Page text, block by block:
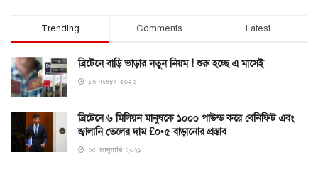
Trending Comments Latest
ব্রিটেনে বাড়ি ভাড়ার নতুন নিয়ম ! শুরু হচ্ছে এ মাসেই
১৬ নভেম্বর ২০২০
ব্রিটেনে ৬ মিলিয়ন মানুষকে ১০০০ পাউন্ড করে বেনিফিট এবং
জ্বালানি তেলের দাম £০•৫ বাড়ানোর প্রস্তাব
২৫ জানুয়ারি ২০২১